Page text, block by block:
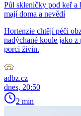
Půl skleničky pod keř a
mají doma a nevědí
Hortenzie chtějí péči
nadýchané koule jako z
porci živin.
adbz.cz
dnes, 20:50
2 min